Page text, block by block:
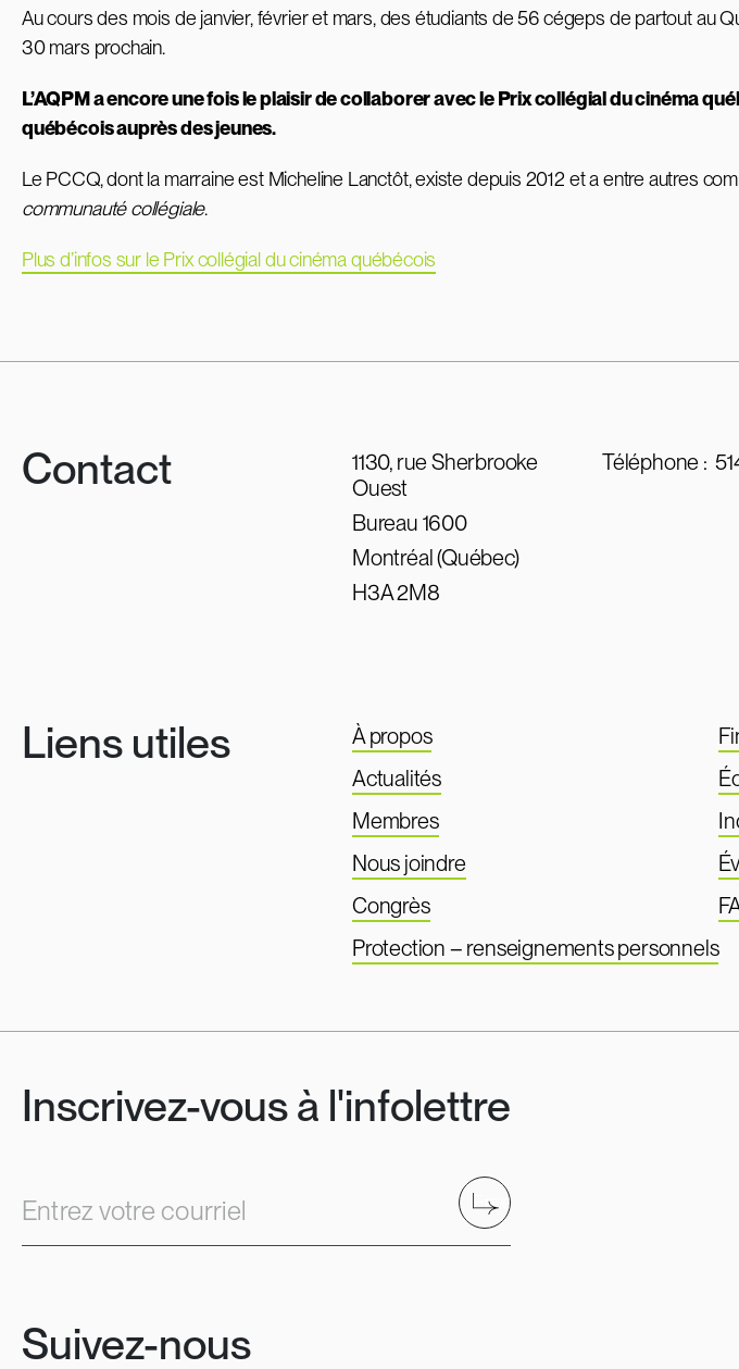
Au cours des mois de janvier, février et mars, des étudiants de 56 cégeps de partout au
30 mars prochain.
L’AQPM a encore une fois le plaisir de collaborer avec le Prix collégial du cinéma
québécois auprès des jeunes.
Le PCCQ, dont la marraine est Micheline Lanctôt, existe depuis 2012 et a entre autres
communauté collégiale.
Plus d’infos sur le Prix collégial du cinéma québécois
Contact
1130, rue Sherbrooke
Ouest
Bureau 1600
Montréal (Québec)
H3A 2M8
Téléphone :
Liens utiles
À propos
Actualités
Membres
Nous joindre
Congrès
Protection – renseignements personnels
Inscrivez-vous à l'infolettre
Entrez votre courriel Envoyer
Suivez-nous